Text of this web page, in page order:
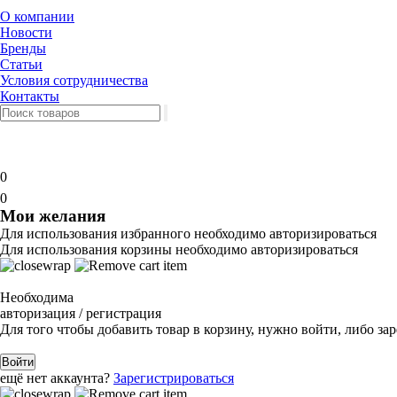
О компании
Новости
Бренды
Статьи
Условия сотрудничества
Контакты
0
0
Мои желания
Для использования избранного необходимо авторизироваться
Для использования корзины необходимо авторизироваться
Необходима
авторизация / регистрация
Для того чтобы добавить товар в корзину, нужно войти, либо
Войти
ещё нет аккаунта? Зарегистрироваться